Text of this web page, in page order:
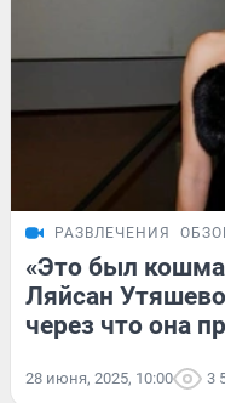
РАЗВЛЕЧЕНИЯ
«Это был
Ляйсан
через что она
28 июня, 2025, 10:00 3